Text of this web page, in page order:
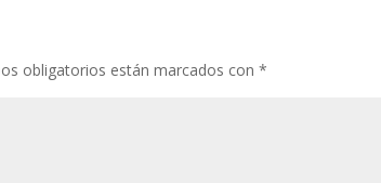
obligatorios están marcados con*